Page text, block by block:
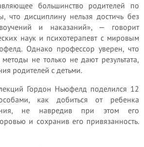
большинство родителей по
что дисциплину нельзя достичь без
и наказаний», — говорит
наук и психотерапевт с мировым
Однако профессор уверен, что
методы не только не дают результата,
родителей с детьми.
Гордон Ньюфелд поделился 12
как добиться от ребенка
не навредив при этом его
и сохранив его привязанность.